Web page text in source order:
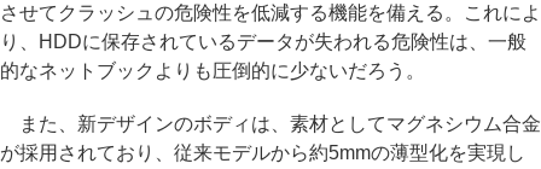
させてクラッシュの危険性を低減する機能を備える。これによ
り、HDDに保存されているデータが失われる危険性は、一般
的なネットブックよりも圧倒的に少ないだろう。
また、新デザインのボディは、素材としてマグネシウム合金
が採用されており、従来モデルから約5mmの薄型化を実現し